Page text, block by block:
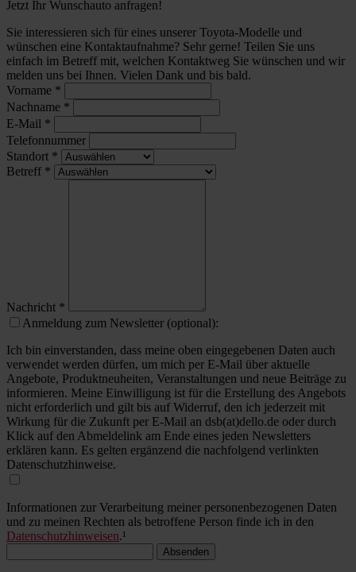
Jetzt Ihr Wunschauto anfragen!
Sie interessieren sich für eines unserer Toyota-Modelle und
wünschen eine Kontaktaufnahme? Sehr gerne! Teilen Sie uns
einfach im Betreff mit, welchen Kontaktweg Sie wünschen und wir
melden uns bei Ihnen. Vielen Dank und bis bald.
Vorname *
Nachname *
E-Mail *
Telefonnummer
Standort *
Betreff *
Nachricht *
Anmeldung zum Newsletter (optional):
Ich bin einverstanden, dass meine oben eingegebenen Daten auch
verwendet werden dürfen, um mich per E-Mail über aktuelle
Angebote, Produktneuheiten, Veranstaltungen und neue Beiträge zu
informieren. Meine Einwilligung ist für die Erstellung des Angebots
nicht erforderlich und gilt bis auf Widerruf, den ich jederzeit mit
Wirkung für die Zukunft per E-Mail an dsb(at)dello.de oder durch
Klick auf den Abmeldelink am Ende eines jeden Newsletters
erklären kann. Es gelten ergänzend die nachfolgend verlinkten
Datenschutzhinweise.
Informationen zur Verarbeitung meiner personenbezogenen Daten
und zu meinen Rechten als betroffene Person finde ich in den
Datenschutzhinweisen.¹
Absenden